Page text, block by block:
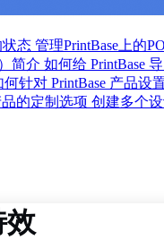
状态 管理PrintBase上的
简介 如何给 PrintBase
何针对 PrintBase 产品设
的定制选项 创建多个
效